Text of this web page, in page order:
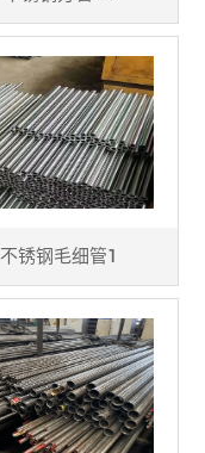
不锈钢毛细管1